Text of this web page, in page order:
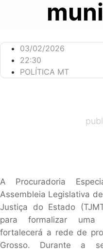
03/02/2026
22:30
POLÍTICA MT
A Procuradoria
Assembleia Legislativa
Justiça do Estado
para formalizar uma
fortalecerá a rede de
Grosso. Durante a